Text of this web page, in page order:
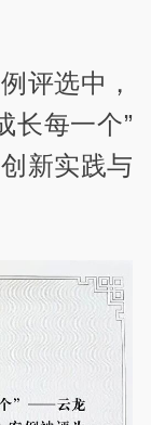
评选中，
长每一个”
新实践与